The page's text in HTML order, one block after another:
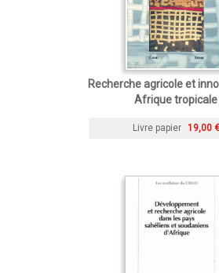
Recherche agricole et
Afrique tropicale
Livre papier 19,00 €